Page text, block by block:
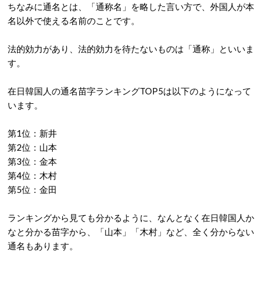
ちなみに通名とは、「通称名」を略した言い方で、外国人が本
名以外で使える名前のことです。
法的効力があり、法的効力を待たないものは「通称」といいま
す。
在日韓国人の通名苗字ランキングTOP5は以下のようになって
います。
第1位：新井
第2位：山本
第3位：金本
第4位：木村
第5位：金田
ランキングから見ても分かるように、なんとなく在日韓国人か
なと分かる苗字から、「山本」「木村」など、全く分からない
通名もあります。